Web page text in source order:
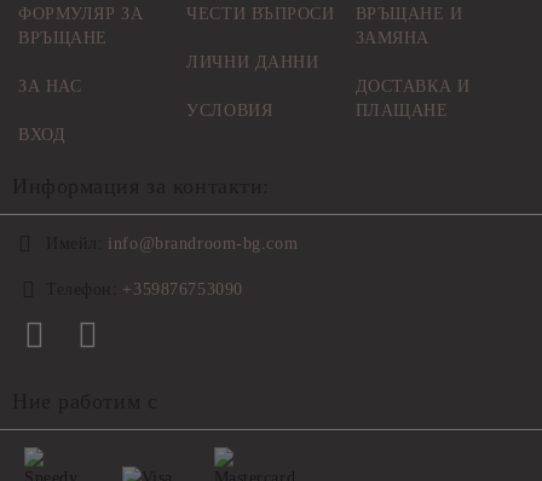
ФОРМУЛЯР ЗА
ВРЪЩАНЕ
ЗА НАС
ВХОД
ЧЕСТИ ВЪПРОСИ
ЛИЧНИ ДАННИ
УСЛОВИЯ
ВРЪЩАНЕ И
ЗАМЯНА
ДОСТАВКА И
ПЛАЩАНЕ
info@brandroom-bg.com
+359876753090